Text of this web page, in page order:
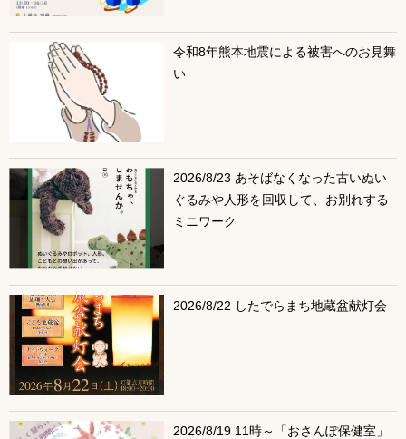
令和8年熊本地震による被害へのお見舞
い
2026/8/23 あそばなくなった古いぬい
ぐるみや人形を回収して、お別れする
ミニワーク
2026/8/22 したでらまち地蔵盆献灯会
2026/8/19 11時～「おさんぽ保健室」